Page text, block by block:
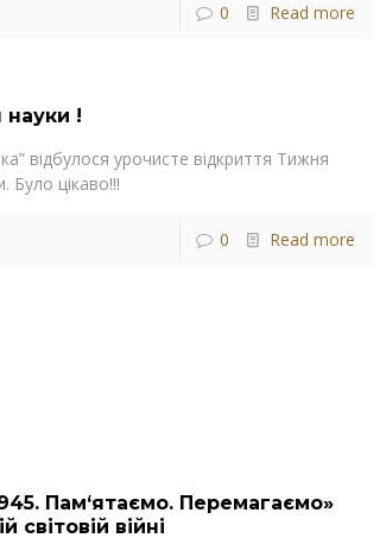
0 Read more
науки !
відбулося урочисте відкриття Тижня
Було цікаво!!!
0 Read more
Пам‘ятаємо. Перемагаємо»
війні